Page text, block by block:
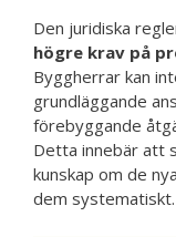
Den juridiska
högre krav på
Byggherrar kan
grundläggande
förebyggande
Detta innebär att
kunskap om de
dem systematiskt.